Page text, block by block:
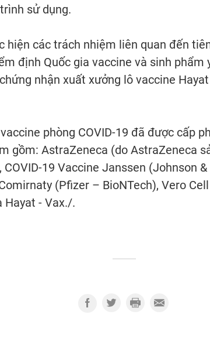
sử dụng.
hiện các trách nhiệm liên quan đến
định Quốc gia vaccine và sinh
nhận xuất xưởng lô vaccine
phòng COVID-19 đã được cấp
gồm: AstraZeneca (do AstraZeneca
19 Vaccine Janssen (Johnson
(Pfizer – BioNTech), Vero
Hayat - Vax./.